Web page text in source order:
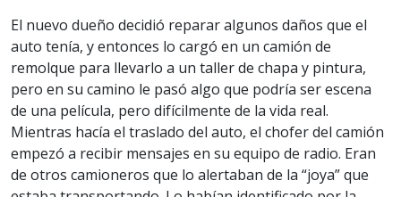
El nuevo dueño decidió reparar algunos daños que el
auto tenía, y entonces lo cargó en un camión de
remolque para llevarlo a un taller de chapa y pintura,
pero en su camino le pasó algo que podría ser escena
de una película, pero difícilmente de la vida real.
Mientras hacía el traslado del auto, el chofer del camión
empezó a recibir mensajes en su equipo de radio. Eran
de otros camioneros que lo alertaban de la “joya” que